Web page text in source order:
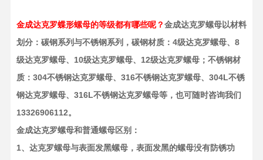
金成达克罗蝶形螺母的等级都有哪些呢？金成达克罗螺母以材料
划分：碳钢系列与不锈钢系列，碳钢材质：4级达克罗螺母、8
级达克罗螺母、10级达克罗螺母、12级达克罗螺母；不锈钢材
质：304不锈钢达克罗螺母、316不锈钢达克罗螺母、304L不锈
钢达克罗螺母、316L不锈钢达克罗螺母等，也可随时咨询我们
13326906112。
金成达克罗螺母和普通螺母区别：
1、达克罗螺母与表面发黑螺母，表面发黑的螺母没有防锈功